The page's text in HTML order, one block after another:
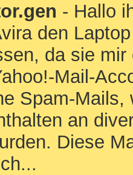
- Hallo
den
da sie
Mail-
Spam-Mails,
an
Diese